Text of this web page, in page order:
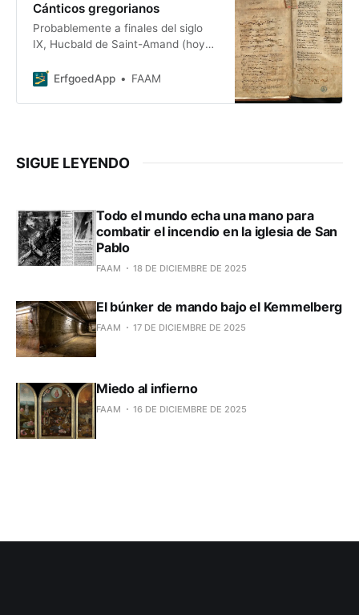
Bajos habsburgueses como
«escripvain de libres de musicke»
—copista musical—.
Cánticos gregorianos
Probablemente a finales del siglo
IX, Hucbald de Saint-Amand (hoy
Valenciennes, Francia) plasmó sus
pergamino. En aquella época, la
nueva forma de notación musical.
Colocó signos encima del texto,
ErfgoedApp FAAM
SIGUE LEYENDO
Todo el mundo echa una mano para
combatir el incendio en la iglesia de San
Pablo
FAAM 18 DE DICIEMBRE DE 2025
El búnker de mando bajo el Kemmelberg
FAAM 17 DE DICIEMBRE DE 2025
Miedo al infierno
FAAM 16 DE DICIEMBRE DE 2025